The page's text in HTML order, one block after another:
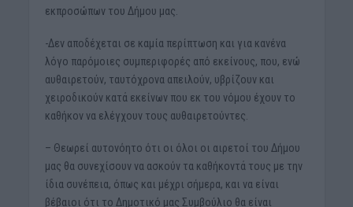
εκπροσώπων του Δήμου μας.
-Δεν αποδέχεται σε καμία περίπτωση και για κανένα
λόγο παρόμοιες συμπεριφορές από εκείνους, που, ενώ
αυθαιρετούν, ταυτόχρονα απειλούν, υβρίζουν και
χειροδικούν κατά εκείνων που εκ του νόμου έχουν το
καθήκον να ελέγχουν τους αυθαιρετούντες.
– Θεωρεί αυτονόητο ότι οι όλοι οι αιρετοί του Δήμου
μας θα συνεχίσουν να ασκούν τα καθήκοντά τους με την
ίδια συνέπεια, όπως και μέχρι σήμερα, και να είναι
βέβαιοι ότι το Δημοτικό μας Συμβούλιο θα είναι